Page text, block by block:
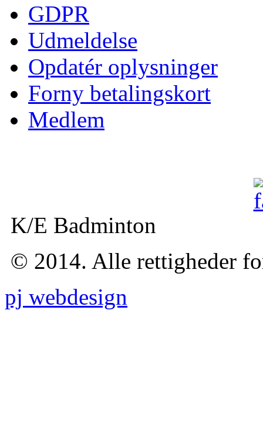
GDPR
Udmeldelse
Opdatér oplysninger
Forny betalingskort
Medlem
K/E Badminton
© 2014. Alle rettigheder
pj webdesign